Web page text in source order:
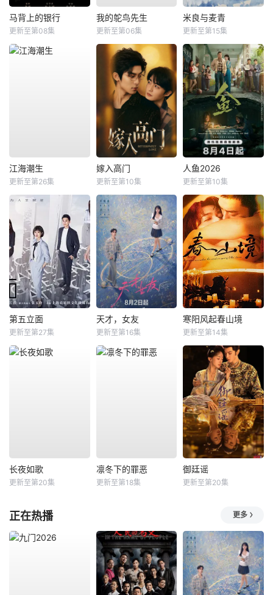
马背上的银行
更新至第08集
我的鸵鸟先生
更新至第06集
米良与麦青
更新至第15集
江海潮生
更新至第26集
嫁入高门
更新至第10集
人鱼2026
更新至第10集
第五立面
更新至第27集
天才，女友
更新至第16集
寒阳风起春山境
更新至第14集
长夜如歌
更新至第20集
凛冬下的罪恶
更新至第18集
御廷谣
更新至第20集
正在热播 更多